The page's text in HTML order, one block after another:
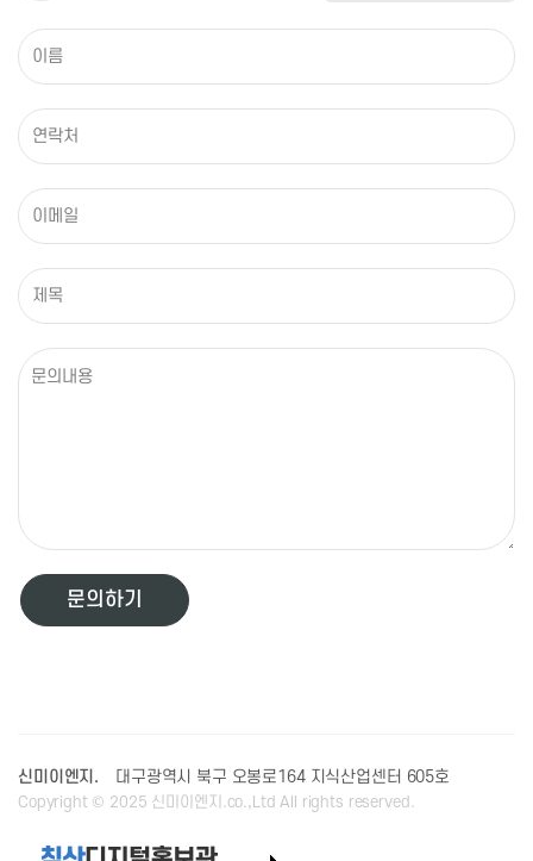
문의하기
신미이엔지. 대구광역시 북구 오봉로164 지식산업센터 605호
Copyright © 2025 신미이엔지.co.,Ltd All rights reserved.